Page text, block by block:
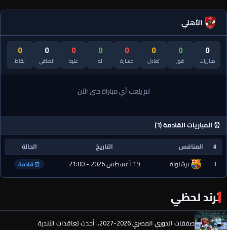
الأهلي
0
مباريات
0
فوز
0
تعادل
0
خسارة
0
له
0
عليه
0
الصافي
0
نقاط
لم يلعب أي مباراة حتى الآن
⏰ المباريات القادمة (1)
# المنافس التاريخ
الحالة
1
برشلونة 19 أغسطس 2026 - 21:00 ⏰ قادمة
ترند لحظي
صفقات الدوري المصري 2026-2027.. أحدث تعاقدات الأندية